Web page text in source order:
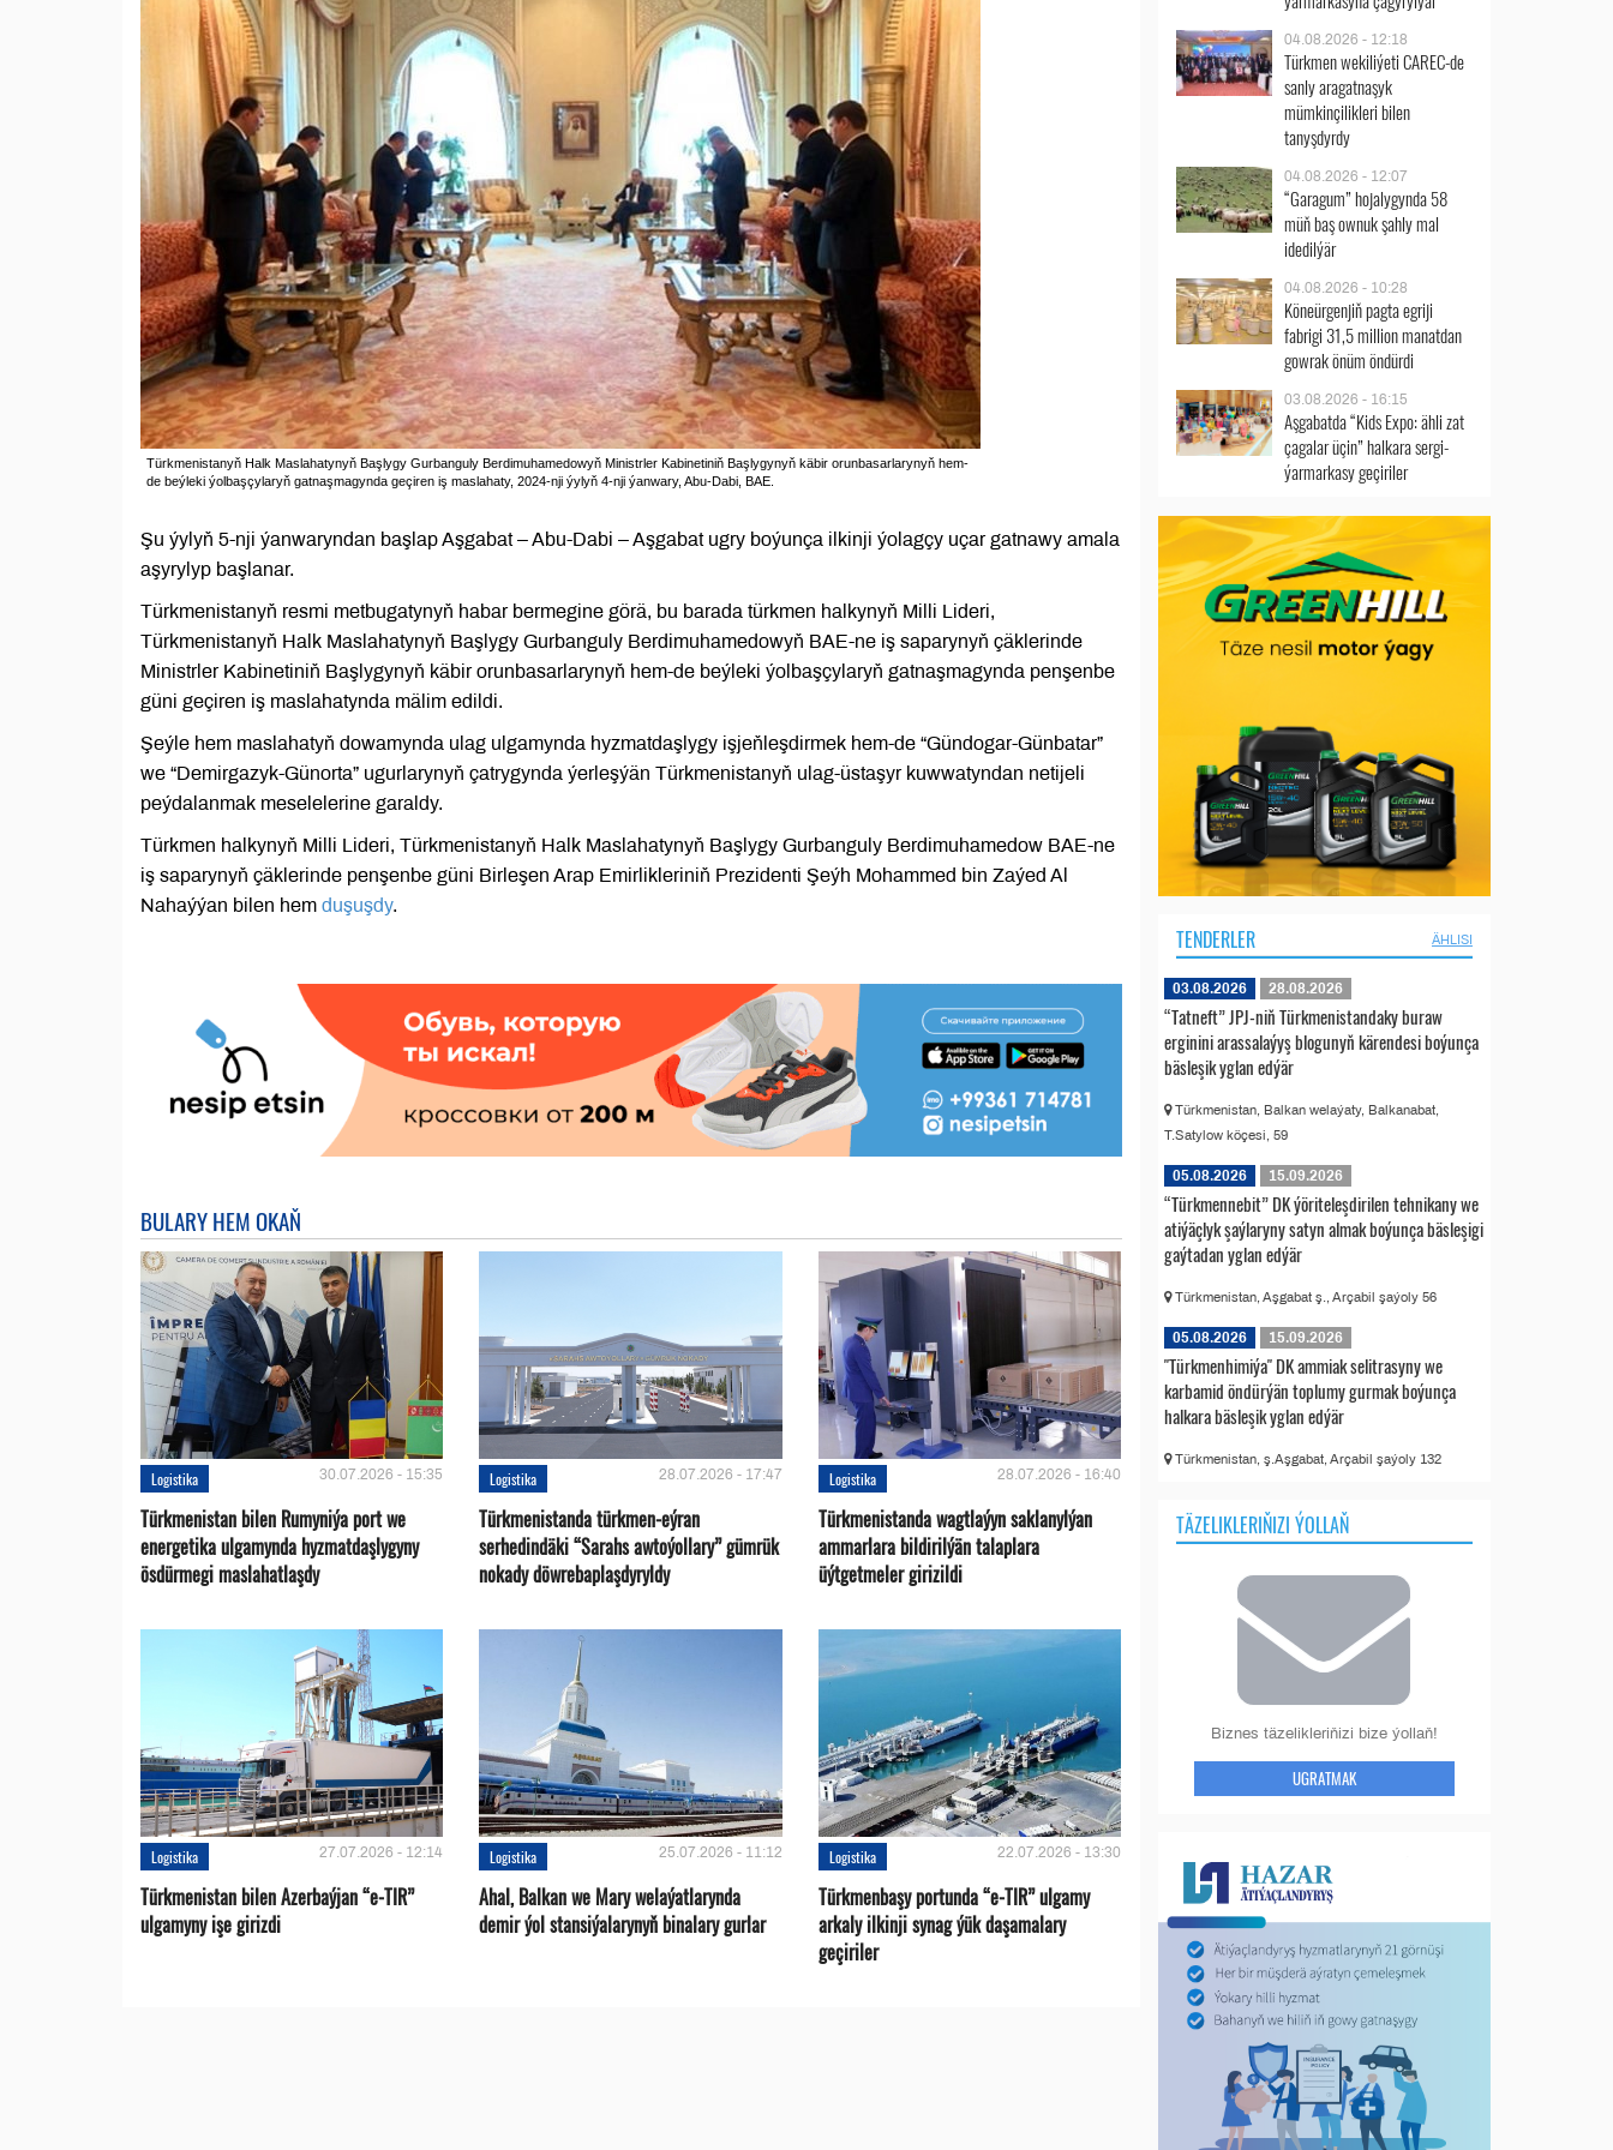
Türkmenistanyň Halk Maslahatynyň Başlygy Gurbanguly Berdimuhamedowyň Ministrler Kabinetiniň Başlygynyň käbir orunbasarlarynyň hem-
de beýleki ýolbaşçylaryň gatnaşmagynda geçiren iş maslahaty, 2024-nji ýylyň 4-nji ýanwary, Abu-Dabi, BAE.
Şu ýylyň 5-nji ýanwaryndan başlap Aşgabat – Abu-Dabi – Aşgabat ugry boýunça ilkinji ýolagçy uçar gatnawy amala
aşyrylyp başlanar.
Türkmenistanyň resmi metbugatynyň habar bermegine görä, bu barada türkmen halkynyň Milli Lideri,
Türkmenistanyň Halk Maslahatynyň Başlygy Gurbanguly Berdimuhamedowyň BAE-ne iş saparynyň çäklerinde
Ministrler Kabinetiniň Başlygynyň käbir orunbasarlarynyň hem-de beýleki ýolbaşçylaryň gatnaşmagynda penşenbe
güni geçiren iş maslahatynda mälim edildi.
Şeýle hem maslahatyň dowamynda ulag ulgamynda hyzmatdaşlygy işjeňleşdirmek hem-de “Gündogar-Günbatar”
we “Demirgazyk-Günorta” ugurlarynyň çatrygynda ýerleşýän Türkmenistanyň ulag-üstaşyr kuwwatyndan netijeli
peýdalanmak meselelerine garaldy.
Türkmen halkynyň Milli Lideri, Türkmenistanyň Halk Maslahatynyň Başlygy Gurbanguly Berdimuhamedow BAE-ne
iş saparynyň çäklerinde penşenbe güni Birleşen Arap Emirlikleriniň Prezidenti Şeýh Mohammed bin Zaýed Al
Nahaýýan bilen hem duşuşdy.
BULARY HEM OKAŇ
Logistika 30.07.2026 - 15:35
Türkmenistan bilen Rumyniýa port we
energetika ulgamynda hyzmatdaşlygyny
ösdürmegi maslahatlaşdy
Logistika 28.07.2026 - 17:47
Türkmenistanda türkmen-eýran
serhedindäki “Sarahs awtoýollary” gümrük
nokady döwrebaplaşdyryldy
Logistika 28.07.2026 - 16:40
Türkmenistanda wagtlaýyn saklanylýan
ammarlara bildirilýän talaplara
üýtgetmeler girizildi
Logistika 27.07.2026 - 12:14
Türkmenistan bilen Azerbaýjan “e-TIR”
ulgamyny işe girizdi
Logistika 25.07.2026 - 11:12
Ahal, Balkan we Mary welaýatlarynda
demir ýol stansiýalarynyň binalary gurlar
Logistika 22.07.2026 - 13:30
Türkmenbaşy portunda “e-TIR” ulgamy
arkaly ilkinji synag ýük daşamalary
geçiriler
04.08.2026 - 12:18
Türkmen wekiliýeti CAREC-de
sanly aragatnaşyk
mümkinçilikleri bilen
tanyşdyrdy
04.08.2026 - 12:07
“Garagum” hojalygynda 58
müň baş ownuk şahly mal
idedilýär
04.08.2026 - 10:28
Köneürgenjiň pagta egriji
fabrigi 31,5 million manatdan
gowrak önüm öndürdi
03.08.2026 - 16:15
Aşgabatda “Kids Expo: ähli zat
çagalar üçin” halkara sergi-
ýarmarkasy geçiriler
TENDERLER ÄHLISI
03.08.2026 28.08.2026
“Tatneft” JPJ-niň Türkmenistandaky buraw
erginini arassalaýyş blogunyň kärendesi boýunça
bäsleşik yglan edýär
Türkmenistan, Balkan welaýaty, Balkanabat,
T.Satylow köçesi, 59
05.08.2026 15.09.2026
“Türkmennebit” DK ýöriteleşdirilen tehnikany we
atiýäçlyk şaýlaryny satyn almak boýunça bäsleşigi
gaýtadan yglan edýär
Türkmenistan, Aşgabat ş., Arçabil şaýoly 56
05.08.2026 15.09.2026
"Türkmenhimiýa" DK ammiak selitrasyny we
karbamid öndürýän toplumy gurmak boýunça
halkara bäsleşik yglan edýär
Türkmenistan, ş.Aşgabat, Arçabil şaýoly 132
TÄZELIKLERIŇIZI ÝOLLAŇ
Biznes täzelikleriňizi bize ýollaň!
UGRATMAK